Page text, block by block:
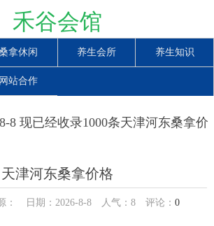
禾谷会馆
拿休闲 养生会所 养生知识
网站合作
8 现已经收录1000条天津河东桑拿价
天津河东桑拿价格
： 日期：2026-8-8 人气： 8评论： 0